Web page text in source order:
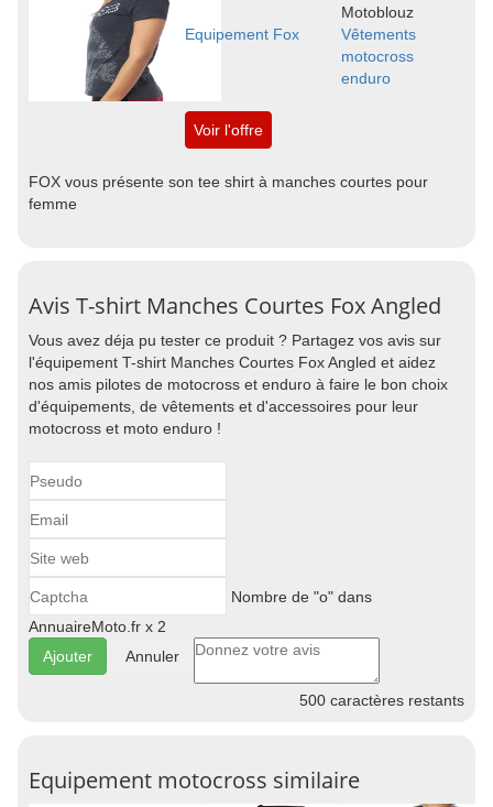
Motoblouz
Equipement Fox
Vêtements
motocross
enduro
Voir l'offre
FOX vous présente son tee shirt à manches courtes pour
femme
Avis T-shirt Manches Courtes Fox Angled
Vous avez déja pu tester ce produit ? Partagez vos avis sur
l'équipement T-shirt Manches Courtes Fox Angled et aidez
nos amis pilotes de motocross et enduro à faire le bon choix
d'équipements, de vêtements et d'accessoires pour leur
motocross et moto enduro !
Nombre de "o" dans
AnnuaireMoto.fr x 2
Annuler
500 caractères restants
Equipement motocross similaire